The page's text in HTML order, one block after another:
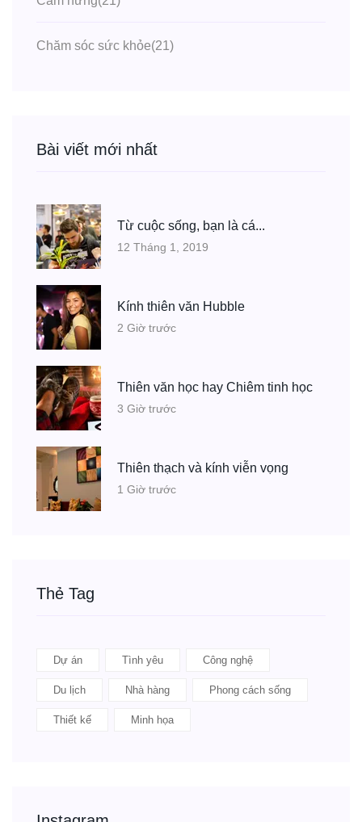
Chăm sóc sức khỏe(21)
Bài viết mới nhất
Từ cuộc sống, bạn là cá...
12 Tháng 1, 2019
Kính thiên văn Hubble
2 Giờ trước
Thiên văn học hay Chiêm tinh học
3 Giờ trước
Thiên thạch và kính viễn vọng
1 Giờ trước
Thẻ Tag
Dự án Tình yêu Công nghệ
Du lịch Nhà hàng Phong cách sống
Thiết kế Minh họa